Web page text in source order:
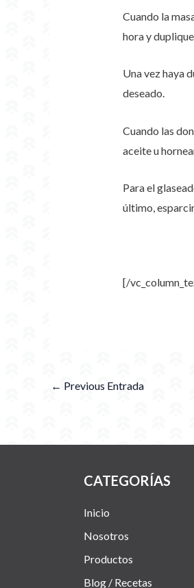
Cuando la
hora y
Una vez haya
deseado.
Cuando las
aceite u
Para el
último,
[/
← Previous Entrada
CATEGORÍAS
Inicio
Nosotros
Productos
Blog / Recetas